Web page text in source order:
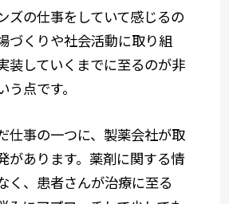
ズの仕事をしていて感じるの
づくりや社会活動に取り組
装していくまでに至るのが非
点です。
仕事の一つに、製薬会社が取
があります。薬剤に関する情
く、患者さんが治療に至る